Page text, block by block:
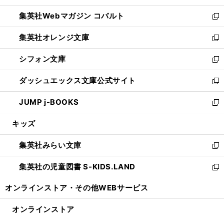
開
く
ウ
で
開
く
ン
ド
ウ
で
開
く
ウ
ィ
ン
ド
ウ
で
開
く
集英社Webマガジン コバルト
新
し
い
ウ
ィ
ン
ド
ウ
で
開
集英社オレンジ文庫
新
し
い
ウ
ィ
ン
ド
ウ
開
く
シフォン文庫
新
し
い
ウ
ィ
ン
ウ
で
開
く
ダッシュエックス文庫公式サイト
新
し
い
ウ
ン
ド
ウ
で
JUMP j-BOOKS
新
し
ウ
ィ
ン
ド
開
キッズ
集英社みらい文庫
新
し
い
ン
集英社の児童図書 S-KIDS.LAND
新
ウ
オンラインストア・ その他WEBサービス
オンラインストア